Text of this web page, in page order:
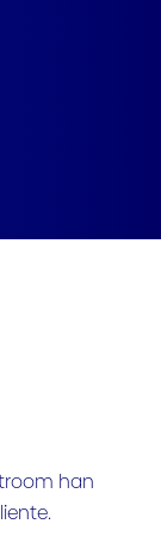
han